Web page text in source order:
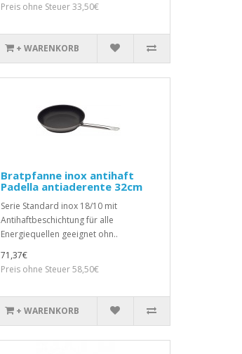
Preis ohne Steuer 33,50€
+ WARENKORB
Bratpfanne inox antihaft
Padella antiaderente 32cm
Serie Standard inox 18/10 mit
Antihaftbeschichtung für alle
Energiequellen geeignet ohn..
71,37€
Preis ohne Steuer 58,50€
+ WARENKORB